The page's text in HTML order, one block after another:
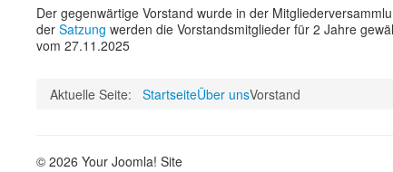
Der gegenwärtige Vorstand wurde in der
der Satzung werden die Vorstandsmitglieder für 2 Jahre
vom 27.11.2025
Aktuelle Seite: StartseiteÜber unsVorstand
© 2026 Your Joomla! Site